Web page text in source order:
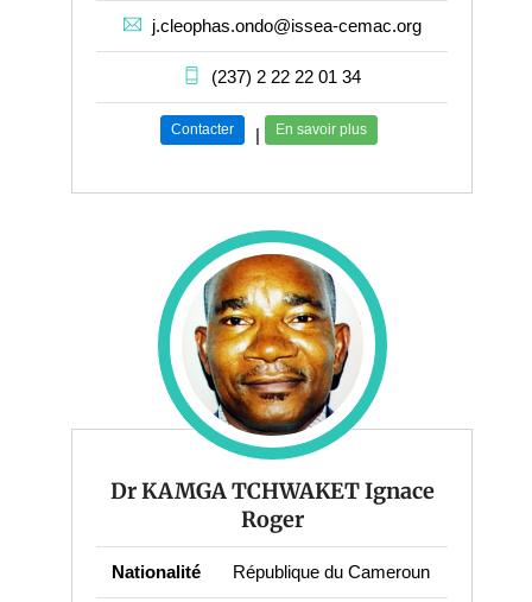
j.cleophas.ondo@issea-cemac.org
(237) 2 22 22 01 34
Contacter | En savoir plus
Dr KAMGA TCHWAKET Ignace
Roger
Nationalité République du Cameroun